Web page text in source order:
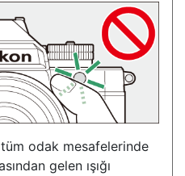
tüm odak mesafelerinde
gelen ışığı